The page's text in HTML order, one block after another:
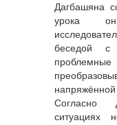
Дагбашяна
урока
беседой с
напряжённой
Согласно
ситуациях